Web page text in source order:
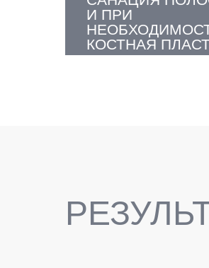
И ПРИ
КОСТНАЯ